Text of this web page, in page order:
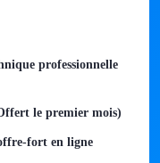
professionnelle
le premier mois)
fort en ligne